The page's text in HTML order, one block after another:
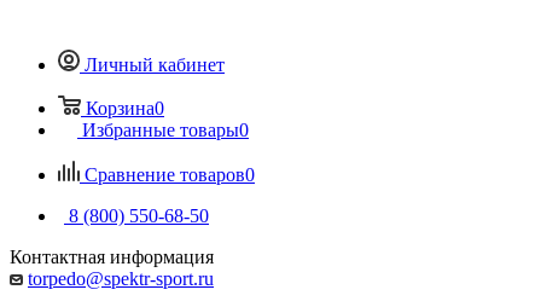
Личный кабинет
Корзина0
Избранные товары0
Сравнение товаров0
8 (800) 550-68-50
Контактная информация
torpedo@spektr-sport.ru